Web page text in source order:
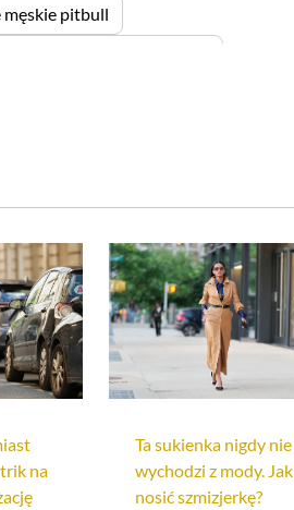
pitbull
na
Ta sukienka nigdy nie
wychodzi z mody. Jak
nosić szmizjerkę?